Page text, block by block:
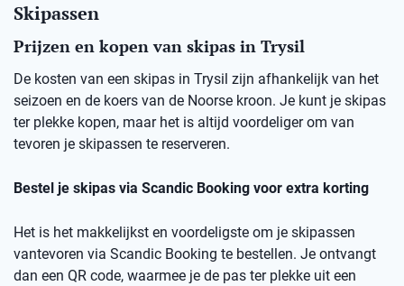
Skipassen
Prijzen en kopen van skipas in Trysil
De kosten van een skipas in Trysil zijn afhankelijk van het
seizoen en de koers van de Noorse kroon. Je kunt je skipas
ter plekke kopen, maar het is altijd voordeliger om van
tevoren je skipassen te reserveren.
Bestel je skipas via Scandic Booking voor extra korting
Het is het makkelijkst en voordeligste om je skipassen
vantevoren via Scandic Booking te bestellen. Je ontvangt
dan een QR code, waarmee je de pas ter plekke uit een